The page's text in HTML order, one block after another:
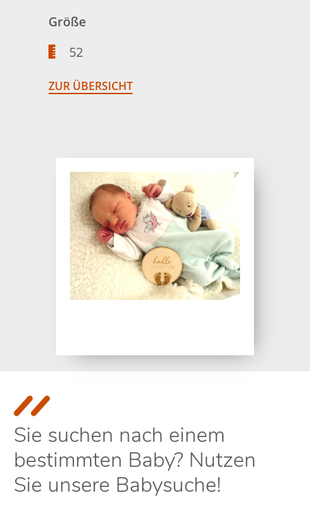
Größe
52
ZUR ÜBERSICHT
Sie suchen nach einem
bestimmten Baby? Nutzen
Sie unsere Babysuche!